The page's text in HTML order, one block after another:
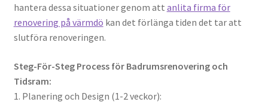
hantera dessa situationer genom att anlita firma för
renovering på värmdö kan det förlänga tiden det tar att
slutföra renoveringen.
Steg-För-Steg Process för Badrumsrenovering och
Tidsram:
1. Planering och Design (1-2 veckor):